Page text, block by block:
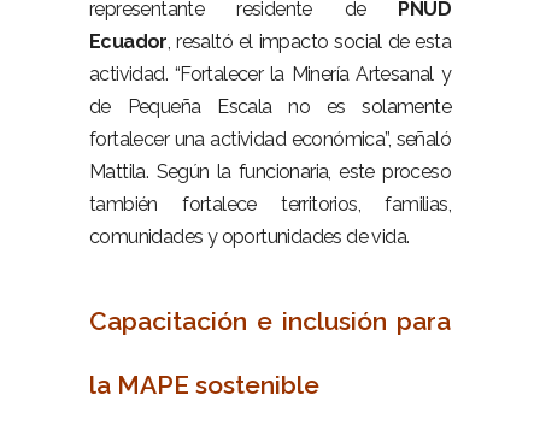
representante residente de PNUD
Ecuador, resaltó el impacto social de esta
actividad. “Fortalecer la Minería Artesanal y
de Pequeña Escala no es solamente
fortalecer una actividad económica”, señaló
Mattila. Según la funcionaria, este proceso
también fortalece territorios, familias,
comunidades y oportunidades de vida.
Capacitación e inclusión para
la MAPE sostenible